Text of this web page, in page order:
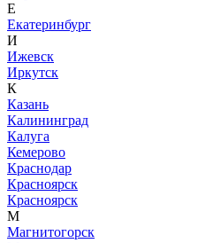
Е
Екатеринбург
И
Ижевск
Иркутск
К
Казань
Калининград
Калуга
Кемерово
Краснодар
Красноярск
Красноярск
М
Магнитогорск